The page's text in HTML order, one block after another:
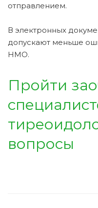
отправлением.
В электронных
допускают меньше
НМО.
Пройти
вопросы